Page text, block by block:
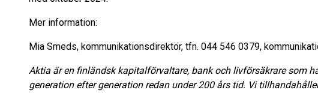
Mer information:
Mia Smeds, kommunikationsdirektör, tfn. 044 546 0379,
Aktia är en finländsk kapitalförvaltare, bank och livförsäkrare som
generation efter generation redan under 200 års tid. Vi